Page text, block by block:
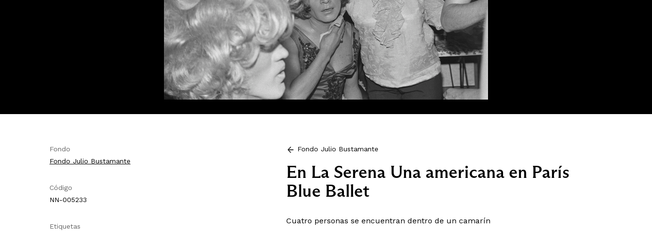
Fondo
Fondo Julio Bustamante
Código
NN-005233
Etiquetas
Fondo Julio Bustamante
En La Serena Una americana en París
Blue Ballet
Cuatro personas se encuentran dentro de un camarín